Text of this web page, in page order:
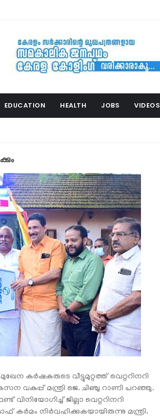
EDUCATION HEALTH JOBS VIDEOS
വീട്ടുമുറ്റത്ത് വെറ്ററിനറി
വകുപ്പ് മന്ത്രി ജെ. ചിഞ്ചു റാണി പറഞ്ഞു.
ജില്ലാ വെറ്ററിനറി
കര്‍മം നിര്‍വഹിക്കുകയായിരുന്നു മന്ത്രി.